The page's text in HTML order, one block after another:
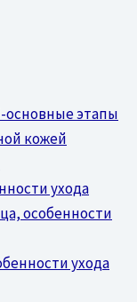
основные этапы
кожей
ухода
особенности
ухода